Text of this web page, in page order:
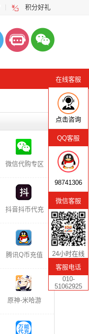
积分好礼
微信代购专区
抖音抖币代充
腾讯Q币充值
原神-米哈游
在线客服
点击咨询
QQ客服
98741306
微信客服
24小时在线
客服电话
010-
51062925